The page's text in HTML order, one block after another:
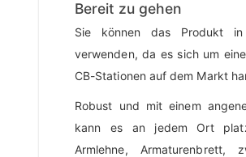
Bereit zu gehen
Sie können das Produkt
verwenden, da es sich um
CB-Stationen auf dem Markt
Robust und mit einem
kann es an jedem Ort
Armlehne, Armaturenbrett,